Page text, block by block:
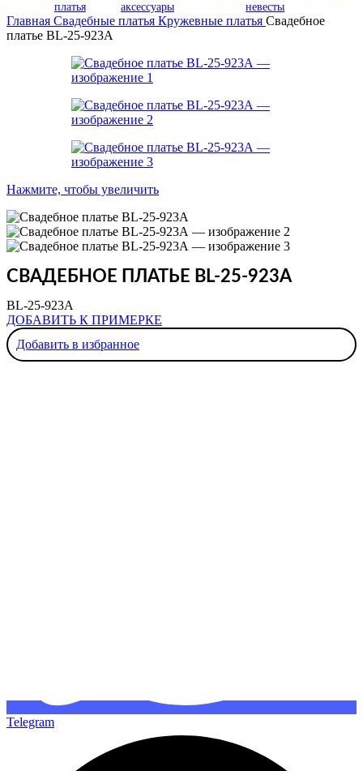
платья
аксессуары
невесты
Главная Свадебные платья Кружевные платья Свадебное
платье BL-25-923A
Нажмите, чтобы увеличить
СВАДЕБНОЕ ПЛАТЬЕ BL-25-923A
BL-25-923A
ДОБАВИТЬ К ПРИМЕРКЕ
Добавить в избранное
Telegram